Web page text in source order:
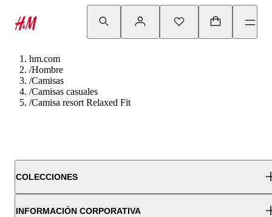
hm.com
/Hombre
/Camisas
/Camisas casuales
/Camisa resort Relaxed Fit
COLECCIONES
INFORMACIÓN CORPORATIVA